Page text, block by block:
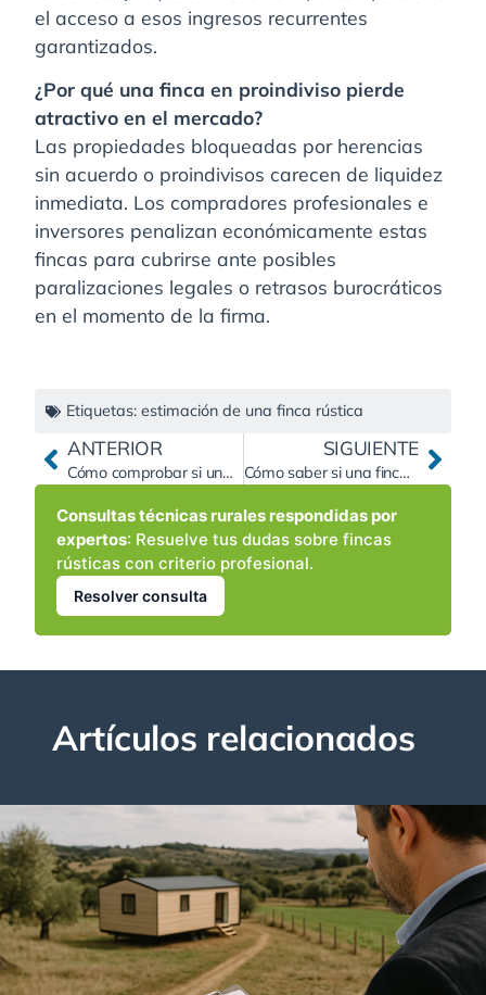
el acceso a esos ingresos recurrentes
garantizados.
¿Por qué una finca en proindiviso pierde
atractivo en el mercado?
Las propiedades bloqueadas por herencias
sin acuerdo o proindivisos carecen de liquidez
inmediata. Los compradores profesionales e
inversores penalizan económicamente estas
fincas para cubrirse ante posibles
paralizaciones legales o retrasos burocráticos
en el momento de la firma.
Etiquetas: estimación de una finca rústica
ANTERIOR
Cómo comprobar si una finca rústica tiene acceso legal a camino público: servidumbre, caminos municipales, catastro y soluciones si está enclavada
SIGUIENTE
Cómo saber si una finca rústica puede conectarse legalmente a la red eléctrica: permisos, servidumbres, costes orientativos y alternativas
Consultas técnicas rurales respondidas por
expertos: Resuelve tus dudas sobre fincas
rústicas con criterio profesional.
Resolver consulta
Artículos relacionados